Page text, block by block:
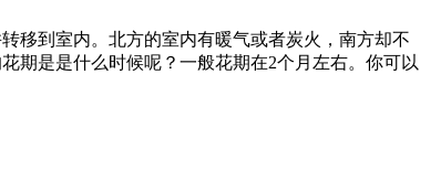
移到室内。北方的室内有暖气或者炭火，南方却不
期是是什么时候呢？一般花期在2个月左右。你可以